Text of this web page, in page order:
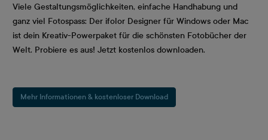
Viele Gestaltungsmöglichkeiten, einfache Handhabung und
ganz viel Fotospass: Der ifolor Designer für Windows oder Mac
ist dein Kreativ-Powerpaket für die schönsten Fotobücher der
Welt. Probiere es aus! Jetzt kostenlos downloaden.
Mehr Informationen & kostenloser Download